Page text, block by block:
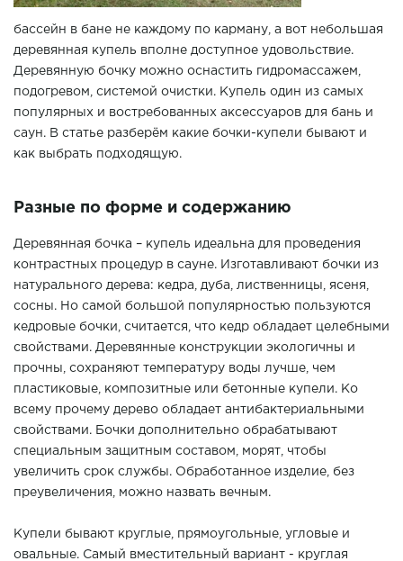
бассейн в бане не каждому по карману, а вот небольшая
деревянная купель вполне доступное удовольствие.
Деревянную бочку можно оснастить гидромассажем,
подогревом, системой очистки. Купель один из самых
популярных и востребованных аксессуаров для бань и
саун. В статье разберём какие бочки-купели бывают и
как выбрать подходящую.
Разные по форме и содержанию
Деревянная бочка – купель идеальна для проведения
контрастных процедур в сауне. Изготавливают бочки из
натурального дерева: кедра, дуба, лиственницы, ясеня,
сосны. Но самой большой популярностью пользуются
кедровые бочки, считается, что кедр обладает целебными
свойствами. Деревянные конструкции экологичны и
прочны, сохраняют температуру воды лучше, чем
пластиковые, композитные или бетонные купели. Ко
всему прочему дерево обладает антибактериальными
свойствами. Бочки дополнительно обрабатывают
специальным защитным составом, морят, чтобы
увеличить срок службы. Обработанное изделие, без
преувеличения, можно назвать вечным.
Купели бывают круглые, прямоугольные, угловые и
овальные. Самый вместительный вариант - круглая